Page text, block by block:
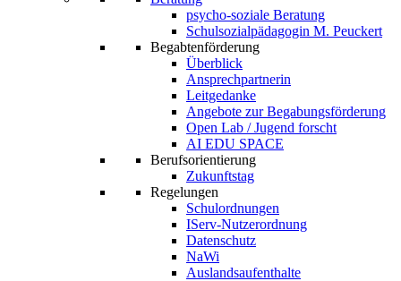
psycho-soziale Beratung
Schulsozialpädagogin M. Peuckert
Begabtenförderung
Überblick
Ansprechpartnerin
Leitgedanke
Angebote zur Begabungsförderung
Open Lab / Jugend forscht
AI EDU SPACE
Berufsorientierung
Zukunftstag
Regelungen
Schulordnungen
IServ-Nutzerordnung
Datenschutz
NaWi
Auslandsaufenthalte